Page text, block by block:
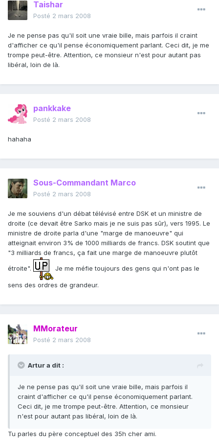
Taishar
Posté 2 mars 2008
Je ne pense pas qu'il soit une vraie bille, mais parfois il craint
d'afficher ce qu'il pense économiquement parlant. Ceci dit, je me
trompe peut-être. Attention, ce monsieur n'est pour autant pas
libéral, loin de là.
pankkake
Posté 2 mars 2008
hahaha
Sous-Commandant Marco
Posté 2 mars 2008
Je me souviens d'un débat télévisé entre DSK et un ministre de
droite (ce devait être Sarko mais je ne suis pas sûr), vers 1995. Le
ministre de droite parla d'une "marge de manoeuvre" qui
atteignait environ 3% de 1000 milliards de francs. DSK soutint que
"3 milliards de francs, ça fait une marge de manoeuvre plutôt
étroite".
Je me méfie toujours des gens qui n'ont pas le
sens des ordres de grandeur.
MMorateur
Posté 2 mars 2008
Artur a dit :
Je ne pense pas qu'il soit une vraie bille, mais parfois il
craint d'afficher ce qu'il pense économiquement parlant.
Ceci dit, je me trompe peut-être. Attention, ce monsieur
n'est pour autant pas libéral, loin de là.
Tu parles du père conceptuel des 35h cher ami.